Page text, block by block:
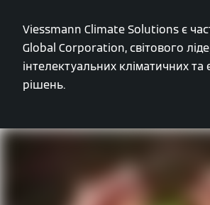
Viessmann Climate Solutions є
Global Corporation, світового
інтелектуальних кліматичних
рішень.